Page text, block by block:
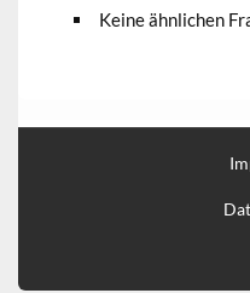
Keine ähnlichen